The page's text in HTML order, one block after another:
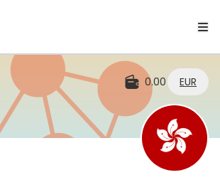
0.00 EUR
eSIM | Mantente conectado